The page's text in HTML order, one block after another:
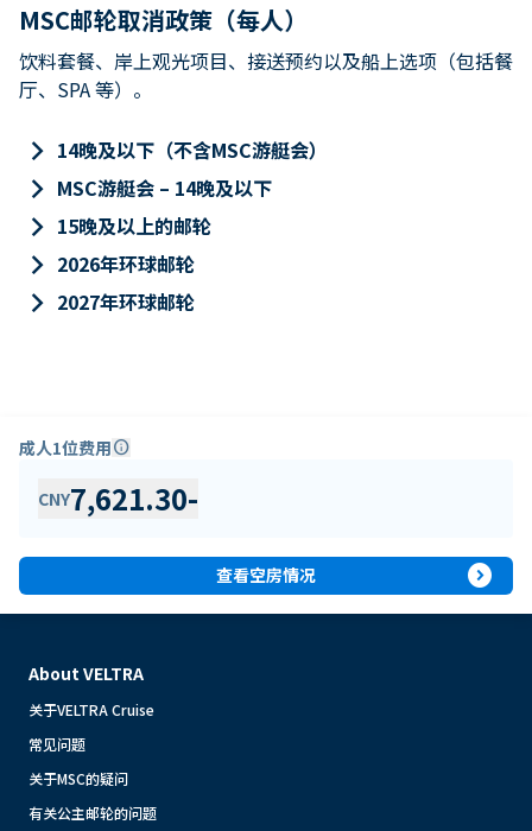
MSC邮轮取消政策（每人）
饮料套餐、岸上观光项目、接送预约以及船上选项（包括餐
厅、SPA 等）。
keyboard_arrow_right 14晚及以下（不含MSC游艇会）
keyboard_arrow_right MSC游艇会 – 14晚及以下
keyboard_arrow_right 15晚及以上的邮轮
keyboard_arrow_right 2026年环球邮轮
keyboard_arrow_right 2027年环球邮轮
成人1位费用info
CNY7,621.30-
查看空房情况 expand_circle_right
About VELTRA
关于VELTRA Cruise
常见问题
关于MSC的疑问
有关公主邮轮的问题